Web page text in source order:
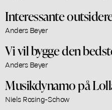
Interessante
Anders Beyer
Vi vil bygge den
Anders Beyer
Musikdynamo på
Niels Rosing-Schow